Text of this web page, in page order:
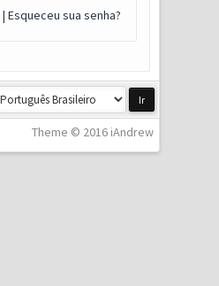
| Esqueceu sua senha?
Theme © 2016 iAndrew